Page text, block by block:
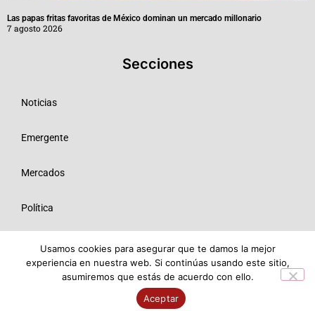
Las papas fritas favoritas de México dominan un mercado millonario
7 agosto 2026
Secciones
Noticias
Emergente
Mercados
Política
Tecnologías
Usamos cookies para asegurar que te damos la mejor
experiencia en nuestra web. Si continúas usando este sitio,
asumiremos que estás de acuerdo con ello.
Aceptar